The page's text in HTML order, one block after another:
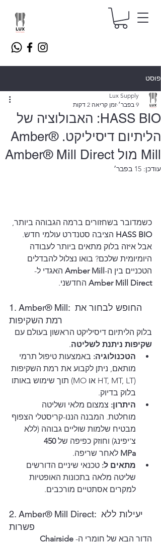
פוסט
HASS BIO: האבולוציה של
הליתיום דיסיליקט. Amber®
Mill מול Amber® Mill Direct
Lux Supply
9 בפבר׳
זמן קריאה 2 דקות
עודכן: 15 בפבר׳
כשמדובר בשחזורים ברמה הגבוהה ביותר,
HASS BIO הציבה סטנדרט עולמי חדש.
אבל איזה בלוק מתאים ביותר לעבודה
היומיומית שלכם? בואו נצלול להבדלים
הטכניים בין ה-Amber Mill האגדי ל-
Amber Mill Direct החדשני.
1. Amber® Mill: החופש לבחור את
רמת השקיפות
בלוק הליתיום דיסיליקט הראשון בעולם עם
שקיפות ניתנת לשליטה.
הטכנולוגיה: באמצעות טיפול תרמי
מותאם, ניתן לקבוע את רמת השקיפות
(HT, MT, LT או MO) תוך שימוש באותו
בלוק בדיוק.
היתרון: צמצום מלאי ושליטה
מוחלטת. המבנה הננו-קריסטלי הצפוף
מבטיח שלמות שוליים גבוהה (ללא
צ'יפינג) וחוזק כפיפה של
MPa לאחר שריפה.
מתאים ל: טכנאי שיניים הדורשים
שליטה מלאה בתכונות האופטיות
למקרים אסתטיים מורכבים.
2. Amber® Mill Direct: יעילות ללא
פשרות
הדור הבא של חומרי ה- Chairside